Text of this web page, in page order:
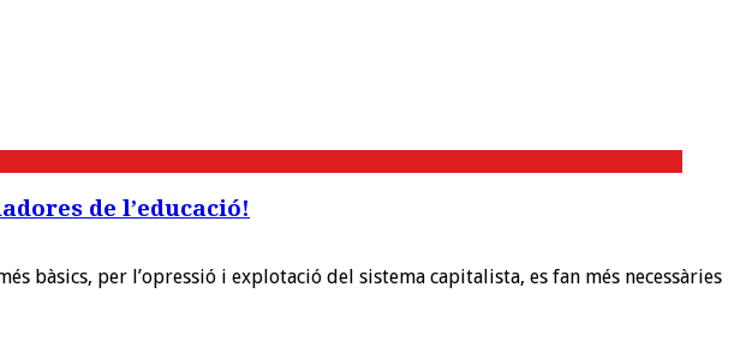
de l’educació!
bàsics, per l’opressió i explotació del sistema capitalista, es fan més necessàries